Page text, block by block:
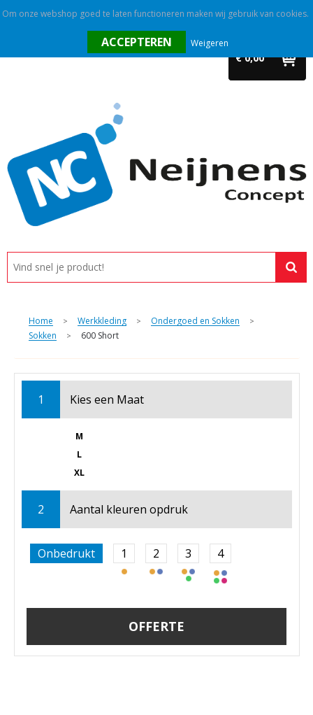
€ 0,00
Promotietextiel
Tassen
Alle categorieën
Custom made
Home > Werkkleding > Ondergoed en Sokken >
Sokken > 600 Short
1 Kies een Maat
M
L
XL
2 Aantal kleuren opdruk
Onbedrukt 1 2 3 4
OFFERTE
Om onze webshop goed te laten functioneren maken wij gebruik van cookies.
Weigeren